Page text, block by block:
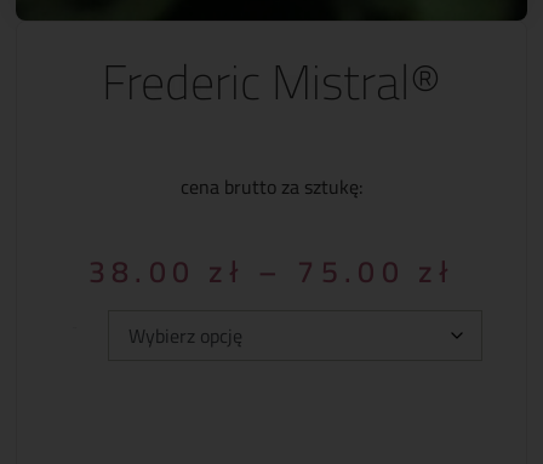
Frederic Mistral®
cena brutto za sztukę:
38.00 zł – 75.00 zł